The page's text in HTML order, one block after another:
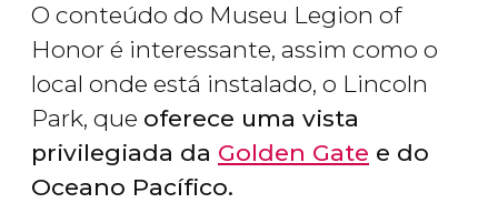
O conteúdo do Museu Legion of
Honor é interessante, assim como o
local onde está instalado, o Lincoln
Park, que oferece uma vista
privilegiada da Golden Gate e do
Oceano Pacífico.